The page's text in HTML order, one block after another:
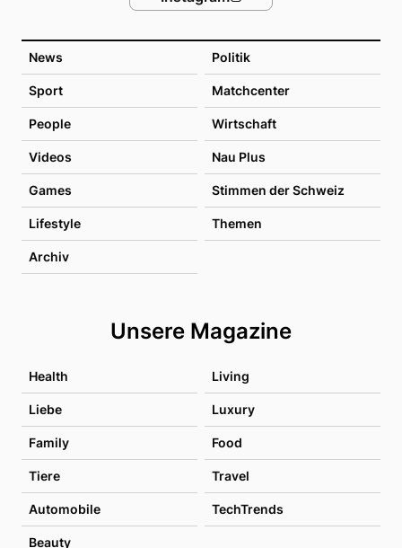
News Politik
Sport Matchcenter
People Wirtschaft
Videos Nau Plus
Games Stimmen der Schweiz
Lifestyle Themen
Archiv
Unsere Magazine
Health Living
Liebe Luxury
Family Food
Tiere Travel
Automobile TechTrends
Beauty